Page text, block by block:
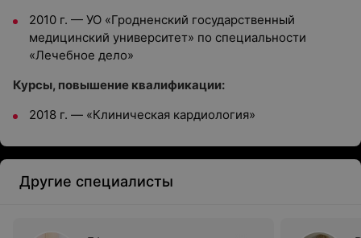
2010 г. — УО «Гродненский государственный
медицинский университет» по специальности
«Лечебное дело»
Курсы, повышение квалификации:
2018 г. — «Клиническая кардиология»
Другие специалисты